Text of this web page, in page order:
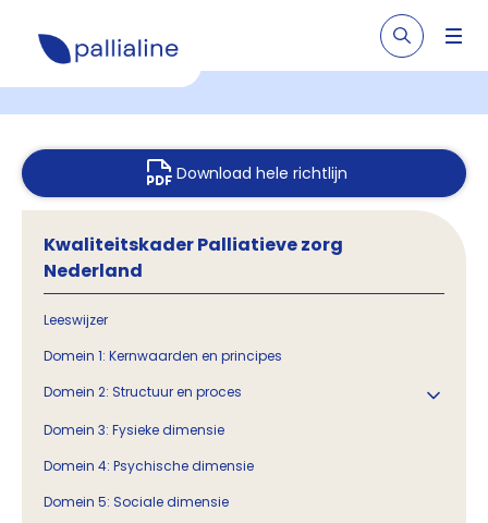
Download hele richtlijn
Kwaliteitskader Palliatieve zorg
Nederland
Leeswijzer
Domein 1: Kernwaarden en principes
Domein 2: Structuur en proces
Domein 3: Fysieke dimensie
Domein 4: Psychische dimensie
Domein 5: Sociale dimensie